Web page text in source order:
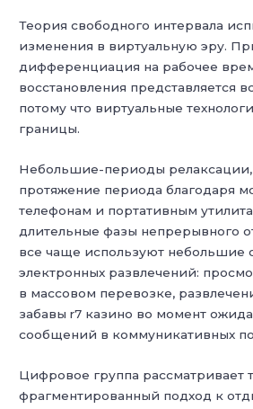
Теория свободного интервала
изменения в виртуальную эру.
дифференциация на рабочее
восстановления представляется
потому что виртуальные
границы.
Небольшие-периоды
протяжение периода благодаря
телефонам и портативным
длительные фазы непрерывного
все чаще используют небольшие
электронных развлечений:
в массовом перевозке,
забавы r7 казино во момент
сообщений в коммуникативных
Цифровое группа рассматривает
фрагментированный подход к